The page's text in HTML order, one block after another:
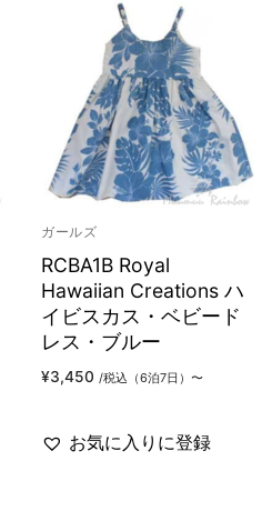
ガールズ
RCBA1B Royal
Hawaiian Creations ハ
イビスカス・ベビード
レス・ブルー
¥3,450 /税込（6泊7日）〜
お気に入りに登録